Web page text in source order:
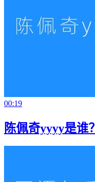
00:19
陈佩奇yyyy是谁？